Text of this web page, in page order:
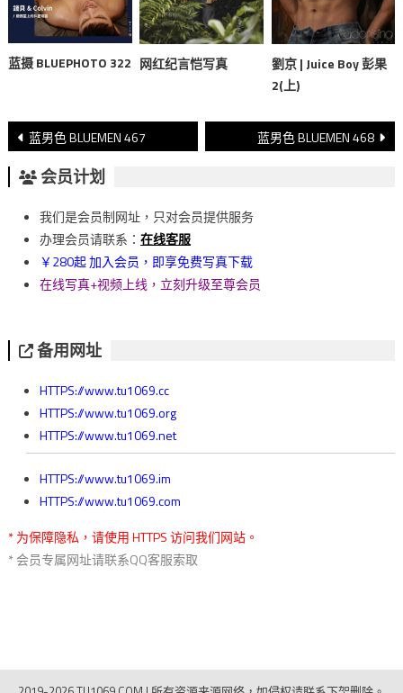
蓝摄 BLUEPHOTO 322 网红纪言恺写真
劉京 | Juice Boy 彭果
2(上)
文
章
導
覽
蓝男色 BLUEMEN 467 蓝男色 BLUEMEN 468
会员计划
我们是会员制网址，只对会员提供服务
办理会员请联系： 在线客服
￥280起 加入会员，即享免费写真下载
在线写真+视频上线，立刻升级至尊会员
备用网址
HTTPS://www.tu1069.cc
HTTPS://www.tu1069.org
HTTPS://www.tu1069.net
HTTPS://www.tu1069.im
HTTPS://www.tu1069.com
* 为保障隐私，请使用 HTTPS 访问我们网站。
* 会员专属网址请联系QQ客服索取